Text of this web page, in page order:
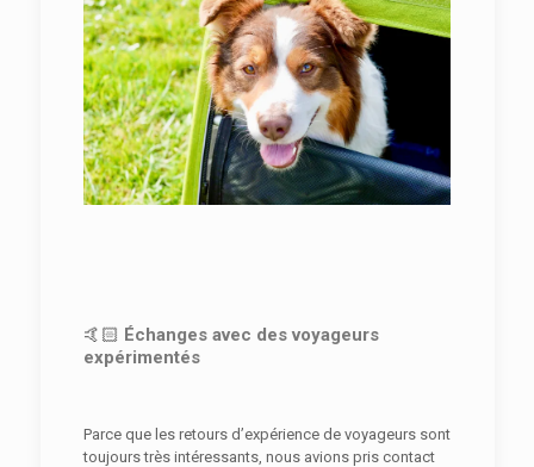
🤙🏻 Échanges avec des voyageurs
expérimentés
Parce que les retours d’expérience de voyageurs sont
toujours très intéressants, nous avions pris contact